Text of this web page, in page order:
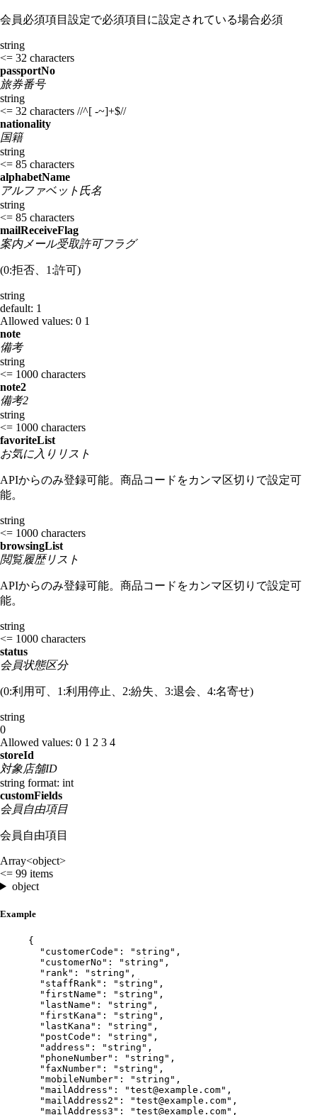
会員必須項目設定で必須項目に設定されている場合必須
string
<= 32 characters
passportNo
旅券番号
string
<= 32 characters //^[ -~]+$//
nationality
国籍
string
<= 85 characters
alphabetName
アルファベット氏名
string
<= 85 characters
mailReceiveFlag
案内メール受取許可フラグ
(0:拒否、1:許可)
string
default: 1
Allowed values: 0 1
note
備考
string
<= 1000 characters
note2
備考2
string
<= 1000 characters
favoriteList
お気に入りリスト
APIからのみ登録可能。商品コードをカンマ区切りで設定可
能。
string
<= 1000 characters
browsingList
閲覧履歴リスト
APIからのみ登録可能。商品コードをカンマ区切りで設定可
能。
string
<= 1000 characters
status
会員状態区分
(0:利用可、1:利用停止、2:紛失、3:退会、4:名寄せ)
string
0
Allowed values: 0 1 2 3 4
storeId
対象店舗ID
string format: int
customFields
会員自由項目
会員自由項目
Array<object>
<= 99 items
object
Example
{
"customerCode" : " string " ,
"customerNo" : " string " ,
"rank" : " string " ,
"staffRank" : " string " ,
"firstName" : " string " ,
"lastName" : " string " ,
"firstKana" : " string " ,
"lastKana" : " string " ,
"postCode" : " string " ,
"address" : " string " ,
"phoneNumber" : " string " ,
"faxNumber" : " string " ,
"mobileNumber" : " string " ,
"mailAddress" : "test@example.com" ,
"mailAddress2" : "test@example.com" ,
"mailAddress3" : "test@example.com" ,